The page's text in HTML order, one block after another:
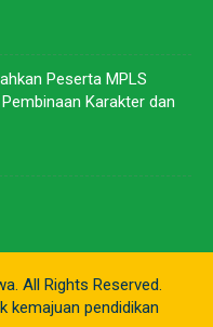
Peserta MPLS
Karakter dan
All Rights Reserved.
kemajuan pendidikan